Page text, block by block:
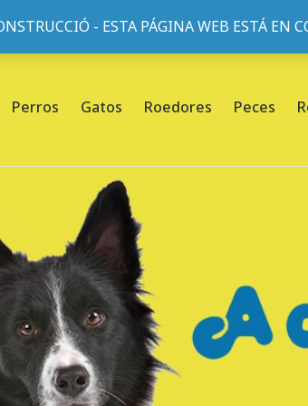
- ESTA PÁGINA WEB ESTÁ
de Flor, 45, L'Eixample, 08013 Barcelona |
Perros Gatos Roedores Peces